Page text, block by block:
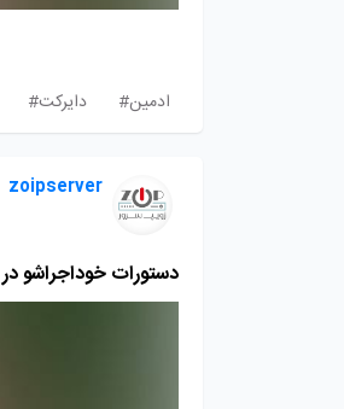
ادمین#
دایرکت#
zoipserver
دستورات خوداجراشو در Cron Jobs در سی پنل